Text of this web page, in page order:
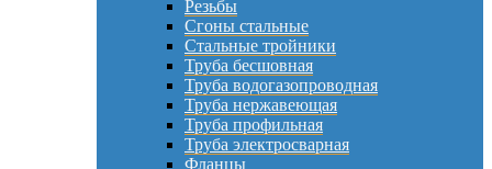
Резьбы
Сгоны стальные
Стальные тройники
Труба бесшовная
Труба водогазопроводная
Труба нержавеющая
Труба профильная
Труба электросварная
Фланцы